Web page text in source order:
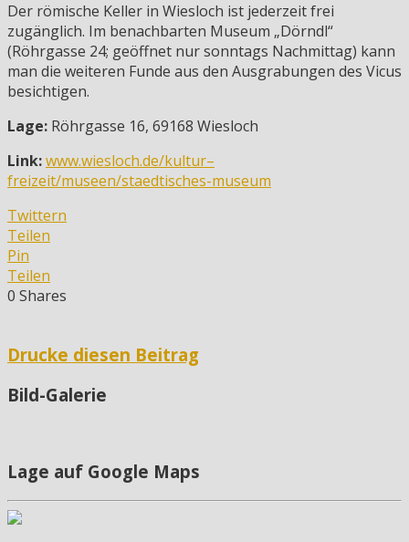
Der römische Keller in Wiesloch ist jederzeit frei
zugänglich. Im benachbarten Museum „Dörndl“
(Röhrgasse 24; geöffnet nur sonntags Nachmittag) kann
man die weiteren Funde aus den Ausgrabungen des Vicus
besichtigen.
Lage: Röhrgasse 16, 69168 Wiesloch
Link:www.wiesloch.de/kultur–
freizeit/museen/staedtisches-museum
Twittern
Teilen
Pin
Teilen
0 Shares
Drucke diesen Beitrag
Bild-Galerie
Lage auf Google Maps